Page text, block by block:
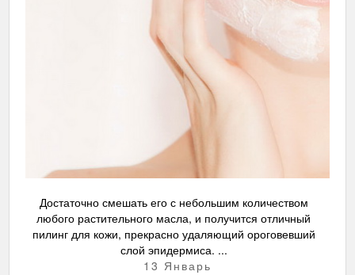
Достаточно смешать его с небольшим количеством
любого растительного масла, и получится отличный
пилинг для кожи, прекрасно удаляющий ороговевший
слой эпидермиса. ...
13 Январь